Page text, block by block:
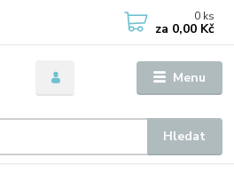
Menu
Hledat
0 ks
za 0,00 Kč